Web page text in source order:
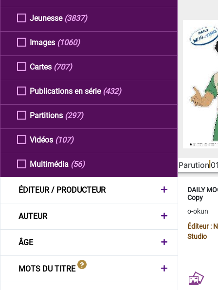
Jeunesse (3837)
Images (1060)
Cartes (707)
Publications en série (432)
Partitions (297)
Vidéos (107)
Multimédia (56)
ÉDITEUR / PRODUCTEUR
AUTEUR
ÂGE
MOTS DU TITRE
Parution
DAILY
Copy
o-okun
Éditeur :
Studio